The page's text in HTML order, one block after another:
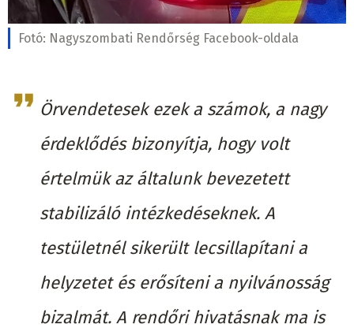
Fotó: Nagyszombati Rendőrség Facebook-oldala
Örvendetesek ezek a számok, a nagy
érdeklődés bizonyítja, hogy volt
értelmük az általunk bevezetett
stabilizáló intézkedéseknek. A
testületnél sikerült lecsillapítani a
helyzetet és erősíteni a nyilvánosság
bizalmát. A rendőri hivatásnak ma is